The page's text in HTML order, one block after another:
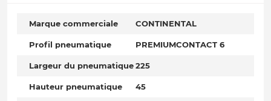
Marque commerciale CONTINENTAL
Profil pneumatique PREMIUMCONTACT 6
Largeur du pneumatique225
Hauteur pneumatique 45